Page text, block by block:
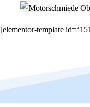
[elementor-template